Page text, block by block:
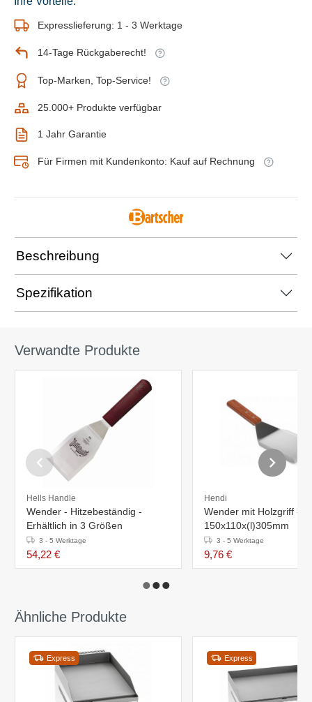
Expresslieferung: 1 - 3 Werktage
14-Tage Rückgaberecht!
Top-Marken, Top-Service!
25.000+ Produkte verfügbar
1 Jahr Garantie
Für Firmen mit Kundenkonto: Kauf auf Rechnung
Beschreibung
Spezifikation
Verwandte Produkte
Hells Handle
Wender - Hitzebeständig -
Erhältlich in 3 Größen
3 - 5 Werktage
54,22 €
Hendi
Wender mit Holzgriff -
150x110x(l)305mm
3 - 5 Werktage
9,76 €
Ähnliche Produkte
Express Express